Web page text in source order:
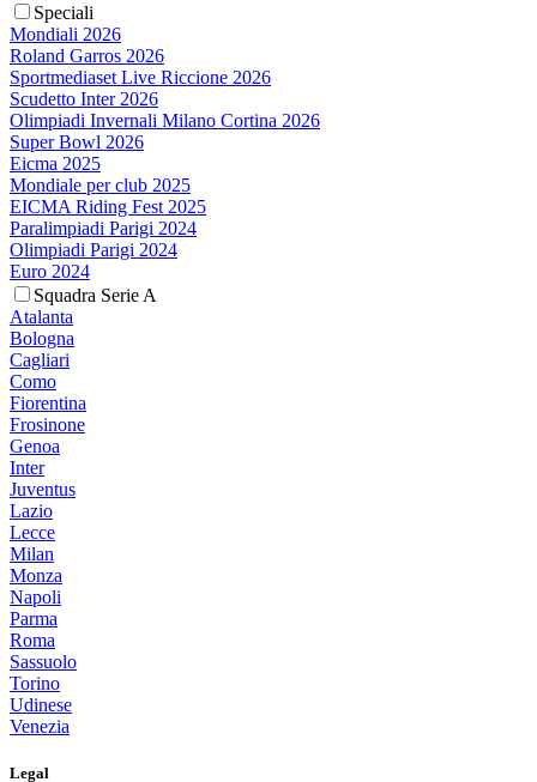
Speciali
Mondiali 2026
Roland Garros 2026
Sportmediaset Live Riccione 2026
Scudetto Inter 2026
Olimpiadi Invernali Milano Cortina 2026
Super Bowl 2026
Eicma 2025
Mondiale per club 2025
EICMA Riding Fest 2025
Paralimpiadi Parigi 2024
Olimpiadi Parigi 2024
Euro 2024
Squadra Serie A
Atalanta
Bologna
Cagliari
Como
Fiorentina
Frosinone
Genoa
Inter
Juventus
Lazio
Lecce
Milan
Monza
Napoli
Parma
Roma
Sassuolo
Torino
Udinese
Venezia
Legal